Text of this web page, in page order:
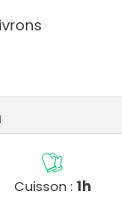
Cuisson : 1h